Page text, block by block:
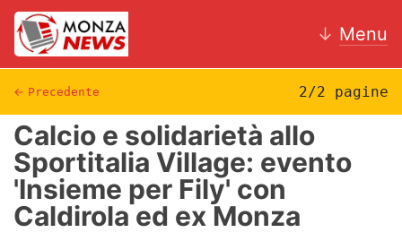
↓ Menu
News
AC Monza
Calcio
← Precedente 2/2 pagine
Calcio e solidarietà allo
Sportitalia Village: evento
'Insieme per Fily' con
Caldirola ed ex Monza